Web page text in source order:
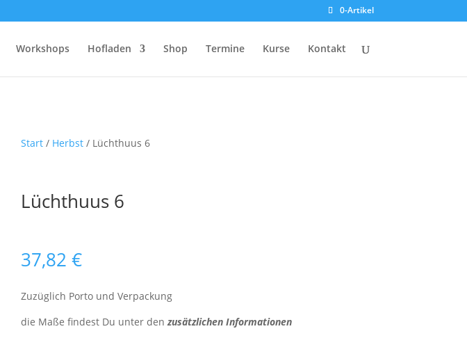
0-Artikel
Workshops Hofladen Shop Termine Kurse Kontakt
Start/ Herbst/ Lüchthuus 6
Lüchthuus 6
37,82 €
Zuzüglich Porto und Verpackung
die Maße findest Du unter denzusätzlichen Informationen